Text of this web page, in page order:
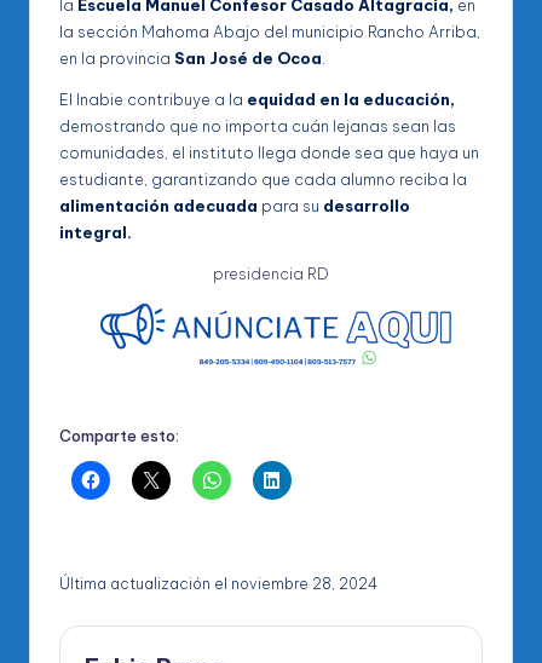
la Escuela Manuel Confesor Casado Altagracia, en
la sección Mahoma Abajo del municipio Rancho Arriba,
en la provincia San José de Ocoa.
El Inabie contribuye a la equidad en la educación,
demostrando que no importa cuán lejanas sean las
comunidades, el instituto llega donde sea que haya un
estudiante, garantizando que cada alumno reciba la
alimentación adecuada para su desarrollo
integral.
presidencia RD
Comparte esto:
Última actualización el noviembre 28, 2024